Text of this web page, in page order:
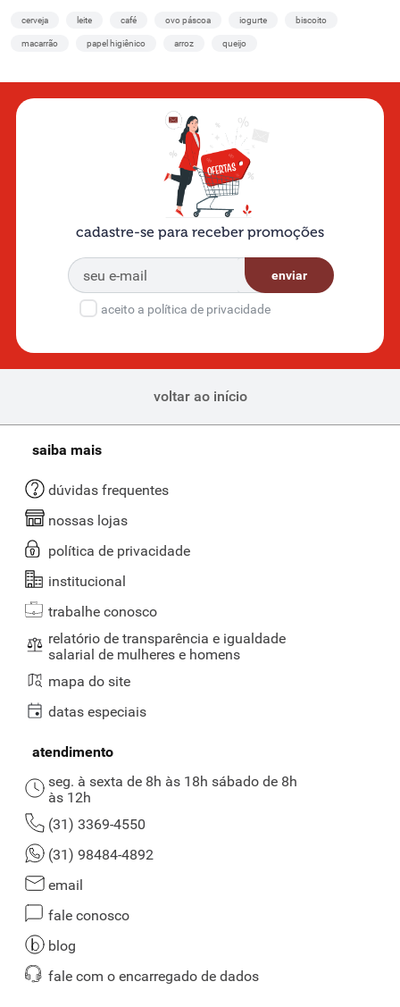
cerveja leite café ovo páscoa iogurte biscoito
macarrão papel higiênico arroz queijo
cadastre-se para receber promoções
enviar
aceito a política de privacidade
voltar ao início
saiba mais
dúvidas frequentes
nossas lojas
política de privacidade
institucional
trabalhe conosco
relatório de transparência e igualdade
salarial de mulheres e homens
mapa do site
datas especiais
atendimento
seg. à sexta de 8h às 18h sábado de 8h
às 12h
(31) 3369-4550
(31) 98484-4892
email
fale conosco
blog
fale com o encarregado de dados